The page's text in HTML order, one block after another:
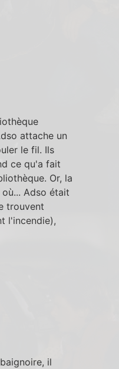
attache un
le fil. Ils
ce qu'a fait
Or, la
Adso était
trouvent
l'incendie),
il